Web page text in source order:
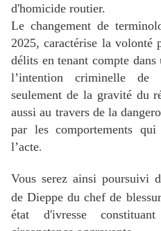
d'homicide routier.
Le changement de
2025, caractérise la volonté
délits en tenant compte
l’intention criminelle de
seulement de la gravité du
aussi au travers de la
par les comportements
l’acte.
Vous serez ainsi poursuivi
de Dieppedu chef de
état d'ivresse